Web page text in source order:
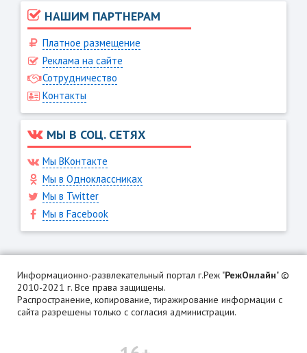
НАШИМ ПАРТНЕРАМ
Платное размещение
Реклама на сайте
Сотрудничество
Контакты
МЫ В СОЦ. СЕТЯХ
Мы ВКонтакте
Мы в Одноклассниках
Мы в Twitter
Мы в Facebook
Информационно-развлекательный портал г.Реж "РежОнлайн" ©
2010-2021 г. Все права защищены.
Распространение, копирование, тиражирование информации с
сайта разрешены только с согласия администрации.